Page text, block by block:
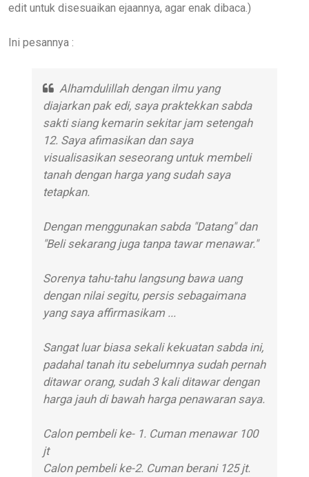
edit untuk disesuaikan ejaannya, agar enak dibaca.)
Ini pesannya :
Alhamdulillah dengan ilmu yang
diajarkan pak edi, saya praktekkan sabda
sakti siang kemarin sekitar jam setengah
12. Saya afimasikan dan saya
visualisasikan seseorang untuk membeli
tanah dengan harga yang sudah saya
tetapkan.
Dengan menggunakan sabda "Datang" dan
"Beli sekarang juga tanpa tawar menawar."
Sorenya tahu-tahu langsung bawa uang
dengan nilai segitu, persis sebagaimana
yang saya affirmasikam ...
Sangat luar biasa sekali kekuatan sabda ini,
padahal tanah itu sebelumnya sudah pernah
ditawar orang, sudah 3 kali ditawar dengan
harga jauh di bawah harga penawaran saya.
Calon pembeli ke- 1. Cuman menawar 100
jt
Calon pembeli ke-2. Cuman berani 125 jt.